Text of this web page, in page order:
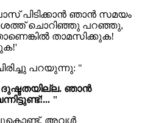
പിടിക്കാൻ ഞാൻ സമയം
ചൊറിഞ്ഞു പറഞ്ഞു,
താമസിക്കുക!
പറയുന്നു: "
ഞാൻ
"
അവൾ